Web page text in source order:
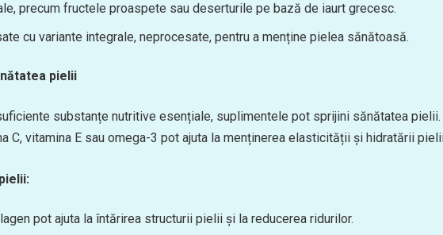
precum fructele proaspete sau deserturile pe bază de iaurt grecesc.
cu variante integrale, neprocesate, pentru a menține pielea sănătoasă.
pielii
substanțe nutritive esențiale, suplimentele pot sprijini sănătatea pielii.
C, vitamina E sau omega-3 pot ajuta la menținerea elasticității și hidratării
pot ajuta la întărirea structurii pielii și la reducerea ridurilor.